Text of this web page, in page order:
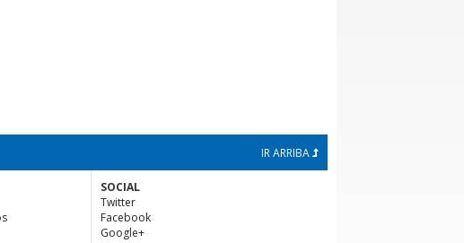
IR ARRIBA
SOCIAL
Twitter
Facebook
Google+